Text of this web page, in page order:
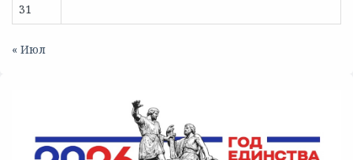
31
« Июл